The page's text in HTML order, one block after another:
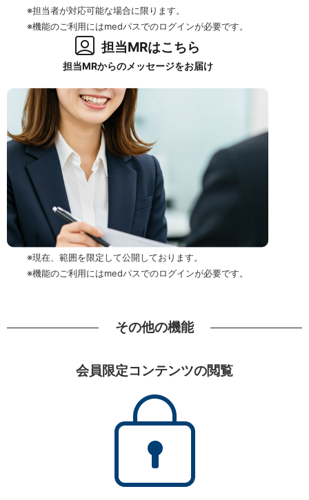
※担当者が対応可能な場合に限ります。
※機能のご利用にはmedパスでのログインが必要です。
担当MRはこちら
担当MRからのメッセージをお届け
※現在、範囲を限定して公開しております。
※機能のご利用にはmedパスでのログインが必要です。
その他の機能
会員限定コンテンツの閲覧